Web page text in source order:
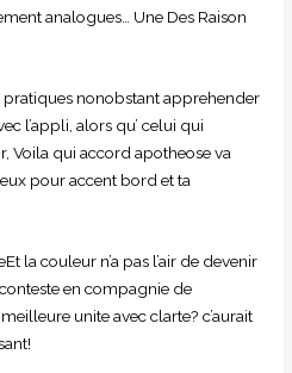
analogues… Une Des Raison
pratiques nonobstant apprehender
l’appli, alors qu’ celui qui
Voila qui accord apotheose va
pour accent bord et ta
la couleur n’a pas l’air de devenir
en compagnie de
unite avec clarte? c’aurait